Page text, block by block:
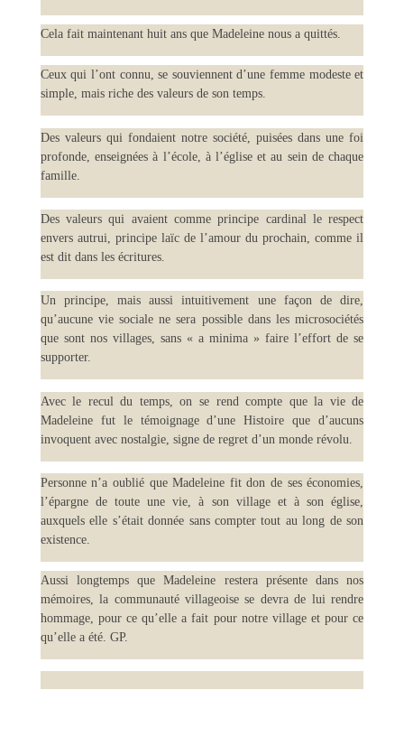
Cela fait maintenant huit ans que Madeleine nous a quittés.
Ceux qui l’ont connu, se souviennent d’une femme modeste et
simple, mais riche des valeurs de son temps.
Des valeurs qui fondaient notre société, puisées dans une foi
profonde, enseignées à l’école, à l’église et au sein de chaque
famille.
Des valeurs qui avaient comme principe cardinal le respect
envers autrui, principe laïc de l’amour du prochain, comme il
est dit dans les écritures.
Un principe, mais aussi intuitivement une façon de dire,
qu’aucune vie sociale ne sera possible dans les microsociétés
que sont nos villages, sans « a minima » faire l’effort de se
supporter.
Avec le recul du temps, on se rend compte que la vie de
Madeleine fut le témoignage d’une Histoire que d’aucuns
invoquent avec nostalgie, signe de regret d’un monde révolu.
Personne n’a oublié que Madeleine fit don de ses économies,
l’épargne de toute une vie, à son village et à son église,
auxquels elle s’était donnée sans compter tout au long de son
existence.
Aussi longtemps que Madeleine restera présente dans nos
mémoires, la communauté villageoise se devra de lui rendre
hommage, pour ce qu’elle a fait pour notre village et pour ce
qu’elle a été. GP.